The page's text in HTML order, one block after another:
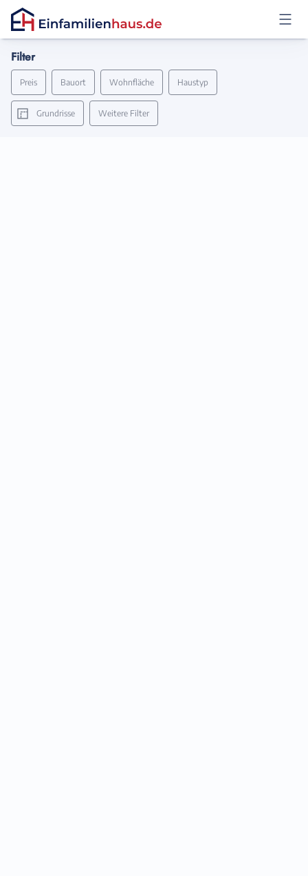
Anmelden
Filter
Preis Bauort Wohnfläche Haustyp
Grundrisse Weitere Filter